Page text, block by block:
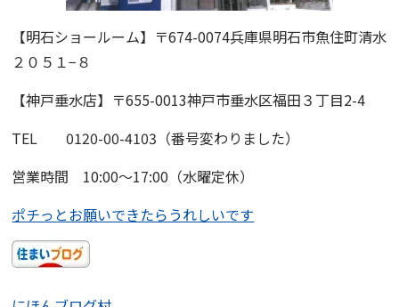
【明石ショールーム】 〒674-0074兵庫県明石市魚住町清水
２０５１−８
【神戸垂水店】〒655-0013神戸市垂水区福田３丁目2-4
TEL 0120-00-4103（番号変わりました）
営業時間 10:00〜17:00（水曜定休）
ポチっとお願いできたらうれしいです